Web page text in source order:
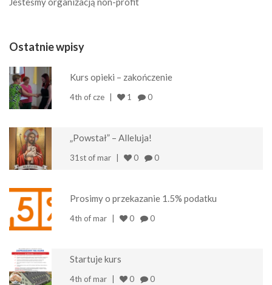
Ostatnie wpisy
Kurs opieki – zakończenie
4th of cze 1 0
„Powstał” – Alleluja!
31st of mar 0 0
Prosimy o przekazanie 1.5% podatku
4th of mar 0 0
Startuje kurs
4th of mar 0 0